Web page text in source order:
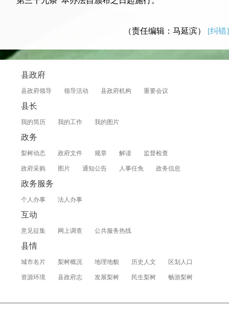
（责任编辑：马延滨） [纠错]
县政府
县政府领导 领导活动 县政府机构 重要会议
县长
我的简历 我的工作 我的图片
政务
梨树动态 政府文件 规章 解读 监督检查
政府采购 图片 通知公告 人事任免 政务信息
政务服务
个人办事 法人办事
互动
意见征集 网上调查 公共服务热线
县情
城市名片 梨树概况 地理地貌 历史人文 区划人口
资源环境 县政府志 发展梨树 民生梨树 畅游梨树